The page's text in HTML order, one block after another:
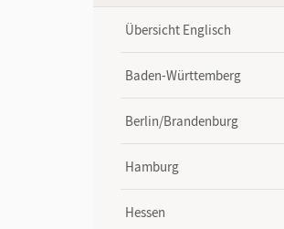
Übersicht Englisch
Baden-Württemberg
Berlin/Brandenburg
Hamburg
Hessen